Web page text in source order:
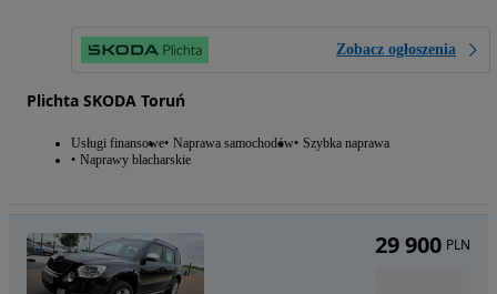
Zobacz ogłoszenia
Plichta SKODA Toruń
Usługi finansowe Naprawa samochodów Szybka naprawa
Naprawy blacharskie
29 900 PLN